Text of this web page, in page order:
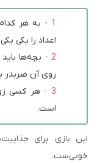
به هر
اعداد را یکی
بچه‌ها
روی آن ضربدر
هر کسی
است.
این بازی برای
خوبی‌ست.